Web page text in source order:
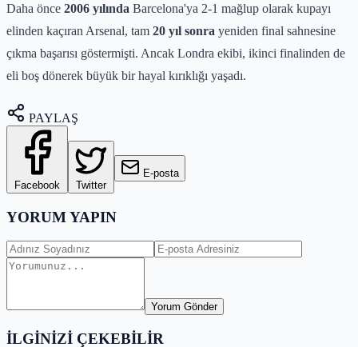
Daha önce 2006 yılında Barcelona'ya 2-1 mağlup olarak kupayı
elinden kaçıran Arsenal, tam 20 yıl sonra yeniden final sahnesine
çıkma başarısı göstermişti. Ancak Londra ekibi, ikinci finalinden de
eli boş dönerek büyük bir hayal kırıklığı yaşadı.
PAYLAŞ
Facebook Twitter
E-posta
YORUM YAPIN
Yorum Gönder
İLGİNİZİ ÇEKEBİLİR